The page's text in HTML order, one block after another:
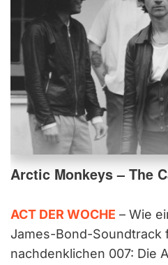
Arctic Monkeys – The
ACT DER WOCHE – Wie
James-Bond-Soundtrack
nachdenklichen 007: Die